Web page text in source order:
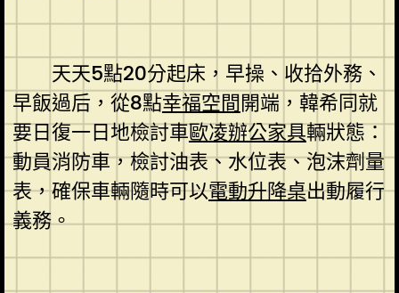
天天5點20分起床，早操、收拾外務、
早飯過后，從8點幸福空間開端，韓希同就
要日復一日地檢討車歐凌辦公家具輛狀態：
動員消防車，檢討油表、水位表、泡沫劑量
表，確保車輛隨時可以電動升降桌出動履行
義務。